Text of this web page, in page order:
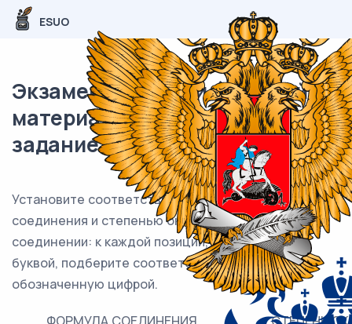
ESUO
Экзаменационный (типовой)
материал ОГЭ / Химия / 04
задание (24) / 52
Установите соответствие между формулой
соединения и степенью окисления серы в этом
соединении: к каждой позиции, обозначенной
буквой, подберите соответствующую позицию,
обозначенную цифрой.